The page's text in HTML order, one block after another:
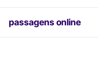
passagens online